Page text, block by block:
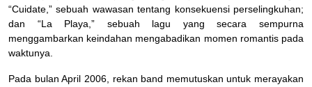
“Cuidate,” sebuah wawasan tentang konsekuensi perselingkuhan;
dan “La Playa,” sebuah lagu yang secara sempurna
menggambarkan keindahan mengabadikan momen romantis pada
waktunya.
Pada bulan April 2006, rekan band memutuskan untuk merayakan